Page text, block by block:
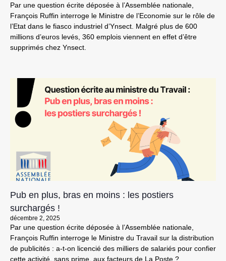
Par une question écrite déposée à l’Assemblée nationale,
François Ruffin interroge le Ministre de l’Economie sur le rôle de
l’Etat dans le fiasco industriel d’Ynsect. Malgré plus de 600
millions d’euros levés, 360 emplois viennent en effet d’être
supprimés chez Ynsect.
Pub en plus, bras en moins : les postiers
surchargés !
décembre 2, 2025
Par une question écrite déposée à l’Assemblée nationale,
François Ruffin interroge le Ministre du Travail sur la distribution
de publicités : a-t-on licencié des milliers de salariés pour confier
cette activité, sans prime, aux facteurs de La Poste ?